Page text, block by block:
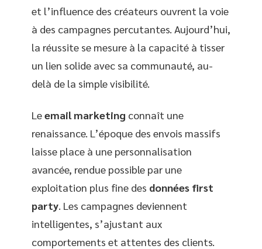
et l’influence des créateurs ouvrent la voie
à des campagnes percutantes. Aujourd’hui,
la réussite se mesure à la capacité à tisser
un lien solide avec sa communauté, au-
delà de la simple visibilité.
Leemail marketing connaît une
renaissance. L’époque des envois massifs
laisse place à une personnalisation
avancée, rendue possible par une
exploitation plus fine des données first
party . Les campagnes deviennent
intelligentes, s’ajustant aux
comportements et attentes des clients.